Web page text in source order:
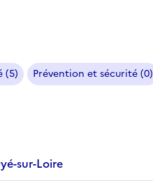
(5) Prévention et sécurité (0)
sur-Loire